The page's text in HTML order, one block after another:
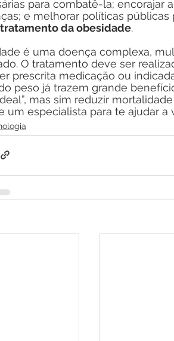
para combatê-la; encorajar
e melhorar políticas
tratamento da obesidade.
é uma doença complexa,
O tratamento deve ser
prescrita medicação ou
peso já trazem grande
mas sim reduzir
um especialista para te ajudar a